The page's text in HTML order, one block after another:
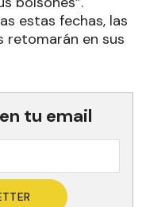
estas fechas, las
retomarán en sus
tu email